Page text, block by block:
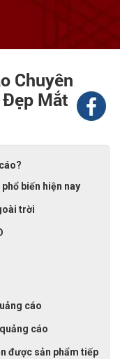
Chuyên
Mắt
biến hiện nay
trời
cáo
cáo
được sản phẩm tiếp